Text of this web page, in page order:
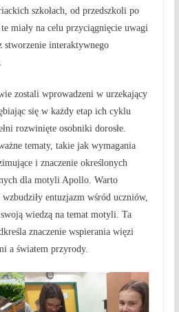
szkołach, od przedszkoli po
miały na celu przyciągnięcie uwagi
stworzenie interaktywnego
zostali wprowadzeni w urzekający
się w każdy etap ich cyklu
rozwinięte osobniki dorosłe.
tematy, takie jak wymagania
i znaczenie określonych
dla motyli Apollo. Warto
entuzjazm wśród uczniów,
wiedzą na temat motyli. Ta
znaczenie wspierania więzi
a światem przyrody.